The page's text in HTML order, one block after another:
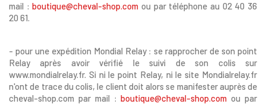
mail : boutique@cheval-shop.com ou par téléphone au 02 40 36
20 61.
- pour une expédition Mondial Relay : se rapprocher de son point
Relay après avoir vérifié le suivi de son colis sur
www.mondialrelay.fr. Si ni le point Relay, ni le site Mondialrelay.fr
n'ont de trace du colis, le client doit alors se manifester auprès de
cheval-shop.com par mail : boutique@cheval-shop.com ou par